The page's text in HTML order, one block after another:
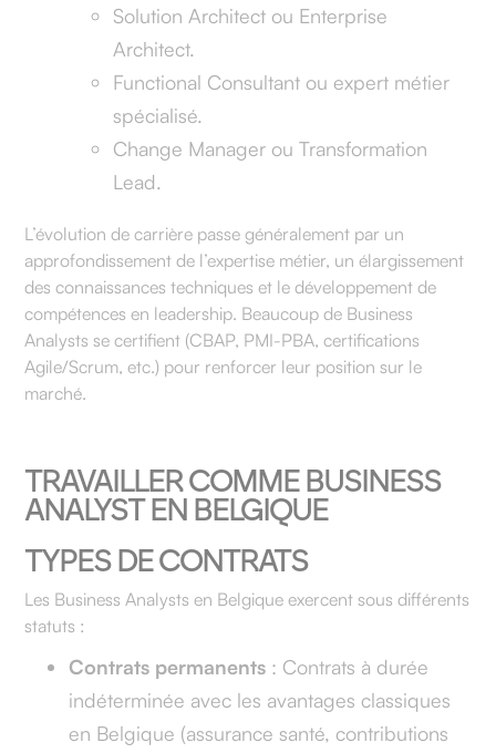
Solution Architect ou Enterprise
Architect.
Functional Consultant ou expert métier
spécialisé.
Change Manager ou Transformation
Lead.
L’évolution de carrière passe généralement par un
approfondissement de l’expertise métier, un élargissement
des connaissances techniques et le développement de
compétences en leadership. Beaucoup de Business
Analysts se certifient (CBAP, PMI-PBA, certifications
Agile/Scrum, etc.) pour renforcer leur position sur le
marché.
TRAVAILLER COMME BUSINESS
ANALYST EN BELGIQUE
TYPES DE CONTRATS
Les Business Analysts en Belgique exercent sous différents
statuts :
Contrats permanents : Contrats à durée
indéterminée avec les avantages classiques
en Belgique (assurance santé, contributions